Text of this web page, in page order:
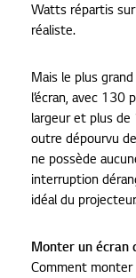
Watts répartis
réaliste.
Mais le plus
l’écran, avec 130
largeur et plus de
outre dépourvu
ne possède
interruption
idéal du
Monter un écran
Comment monter